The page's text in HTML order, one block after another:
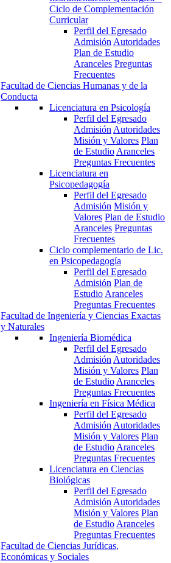
Ciclo de Complementación
Curricular
Perfil del Egresado
AdmisiónAutoridades
Plan de Estudio
Aranceles Preguntas
Frecuentes
Facultad de Ciencias Humanas y de la
Conducta
Licenciatura en Psicología
Perfil del Egresado
AdmisiónAutoridades
Misión y Valores Plan
de EstudioAranceles
Preguntas Frecuentes
Licenciatura en
Psicopedagogía
Perfil del Egresado
Admisión Misión y
Valores Plan de Estudio
Aranceles Preguntas
Frecuentes
Ciclo complementario de Lic.
en Psicopedagogía
Perfil del Egresado
Admisión Plan de
EstudioAranceles
Preguntas Frecuentes
Facultad de Ingeniería y Ciencias Exactas
y Naturales
Ingeniería Biomédica
Perfil del Egresado
AdmisiónAutoridades
Misión y Valores Plan
de EstudioAranceles
Preguntas Frecuentes
Ingeniería en Física Médica
Perfil del Egresado
AdmisiónAutoridades
Misión y Valores Plan
de EstudioAranceles
Preguntas Frecuentes
Licenciatura en Ciencias
Biológicas
Perfil del Egresado
AdmisiónAutoridades
Misión y Valores Plan
de EstudioAranceles
Preguntas Frecuentes
Facultad de Ciencias Jurídicas,
Económicas y Sociales